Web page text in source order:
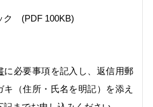
ク (PDF 100KB)
に必要事項を記入し、返信用郵
キ（住所・氏名を明記）を添え